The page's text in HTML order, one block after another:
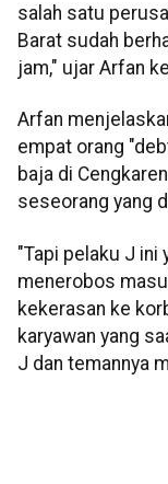
salah satu
Barat sudah
jam," ujar Arfan
Arfan
empat orang
baja di
seseorang yang
"Tapi pelaku J ini
menerobos
kekerasan ke
karyawan yang
J dan temannya